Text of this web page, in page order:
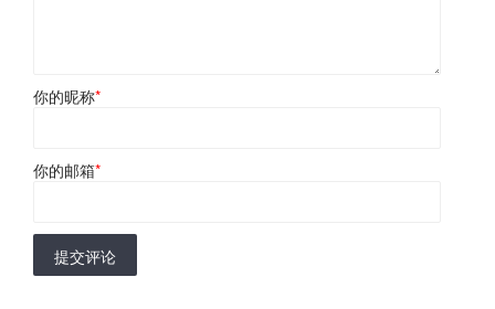
你的昵称*
你的邮箱*
提交评论